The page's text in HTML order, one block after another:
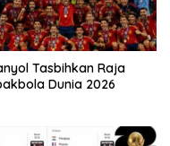
Tasbihkan Raja
Dunia 2026